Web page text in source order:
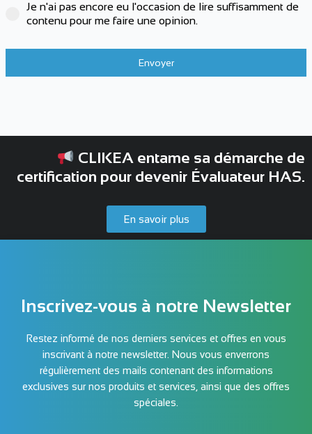
Je n'ai pas encore eu l'occasion de lire suffisamment de
contenu pour me faire une opinion.
Envoyer
CLIKEA entame sa démarche de
certification pour devenir Évaluateur HAS.
En savoir plus
Inscrivez-vous à notre Newsletter
Restez informé de nos derniers services et offres en vous
inscrivant à notre newsletter. Nous vous enverrons
régulièrement des mails contenant des informations
exclusives sur nos produits et services, ainsi que des offres
spéciales.